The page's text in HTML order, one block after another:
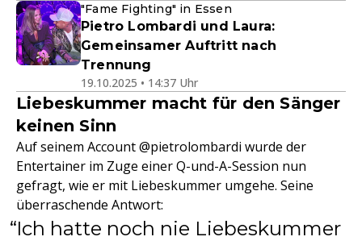
"Fame Fighting" in Essen
Pietro Lombardi und Laura:
Gemeinsamer Auftritt nach
Trennung
19.10.2025 • 14:37 Uhr
Liebeskummer macht für den Sänger
keinen Sinn
Auf seinem Account @pietrolombardi wurde der
Entertainer im Zuge einer Q-und-A-Session nun
gefragt, wie er mit Liebeskummer umgehe. Seine
überraschende Antwort:
Ich hatte noch nie Liebeskummer